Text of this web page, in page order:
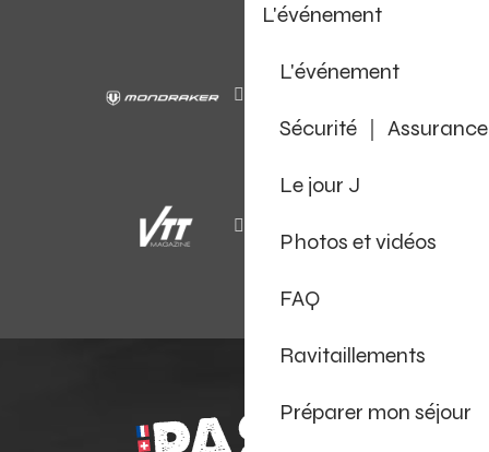
L'événement
L'événement
Sécurité ｜ Assurance
Le jour J
Photos et vidéos
FAQ
Ravitaillements
Préparer mon séjour